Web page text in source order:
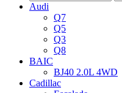
Audi
Q7
Q5
Q3
Q8
BAIC
BJ40 2.0L 4WD
Cadillac